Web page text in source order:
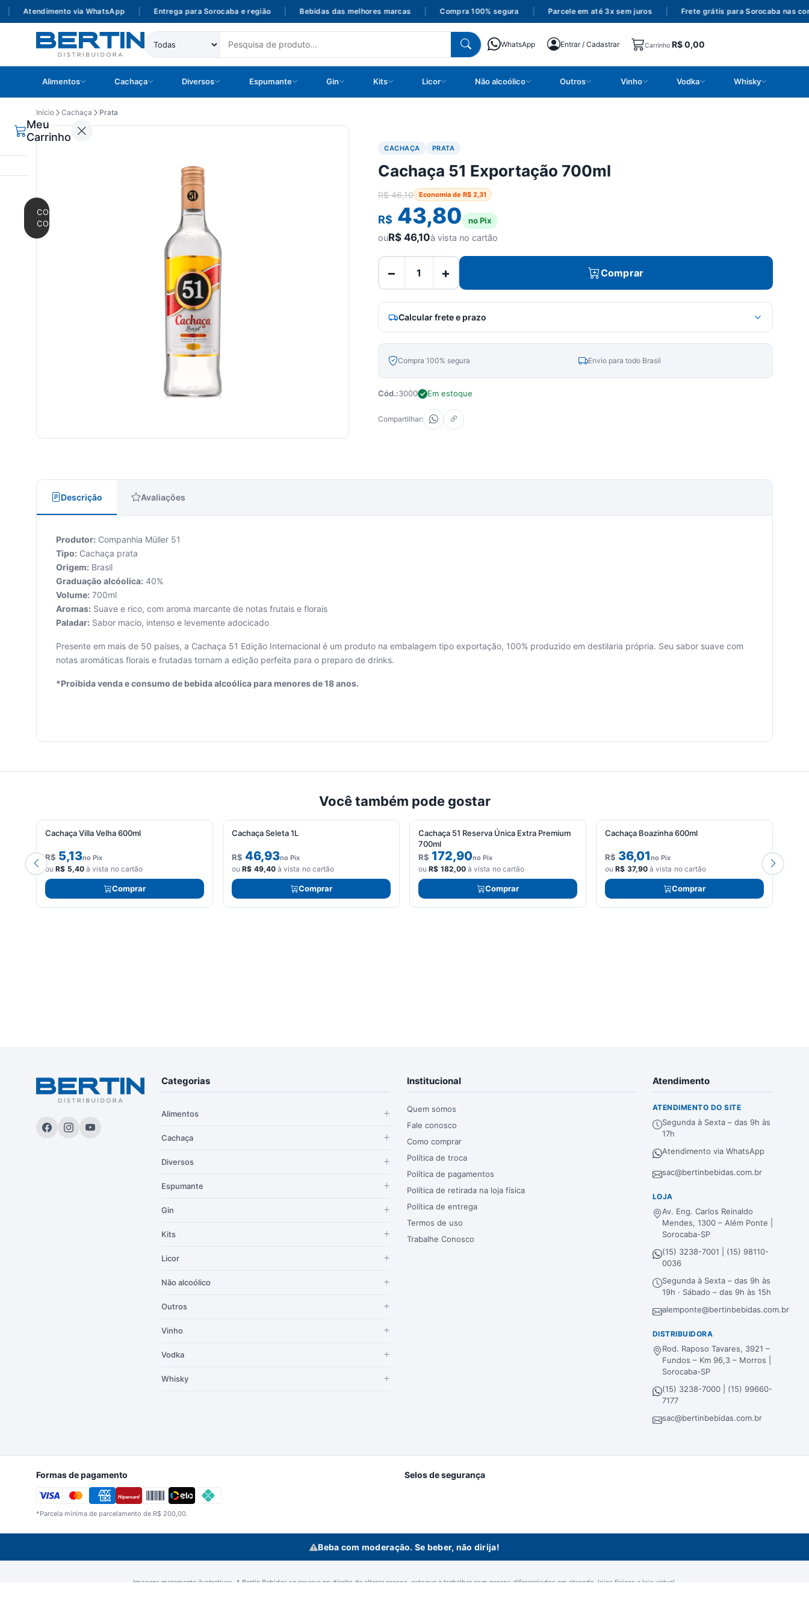
Atendimento via WhatsApp Entrega para Sorocaba e região Bebidas das melhores marcas Compra 100% segura Parcele em até 3x sem juros Frete grátis para Sorocaba nas
WhatsApp Entrar / Cadastrar Carrinho R$0,00
Alimentos Cachaça Diversos Espumante Gin Kits Licor Não alcoólico Outros Vinho Vodka Whisky
Meu
Carrinho
CONTINUAR
COMPRANDO
Início Cachaça Prata
CACHAÇA PRATA
Cachaça 51 Exportação 700ml
R$46,10 Economia de R$ 2,31
R$ 43,80 no Pix
ouR$ 46,10à vista no cartão
− + Comprar
Calcular frete e prazo
Compra 100% segura Envio para todo Brasil
Cód.:3000 Em estoque
Compartilhar:
Descrição Avaliações
Produtor: Companhia Müller 51
Tipo: Cachaça prata
Origem: Brasil
Graduação alcóolica: 40%
Volume: 700ml
Aromas: Suave e rico, com aroma marcante de notas frutais e florais
Paladar: Sabor macio, intenso e levemente adocicado
Presente em mais de 50 países, a Cachaça 51 Edição Internacional é um produto na embalagem tipo exportação, 100% produzido em destilaria própria. Seu sabor suave com
notas aromáticas florais e frutadas tornam a edição perfeita para o preparo de drinks.
*Proibida venda e consumo de bebida alcoólica para menores de 18 anos.
Você também pode gostar
Cachaça Villa Velha 600ml
R$ 5,13no Pix
ouR$ 5,40à vista no cartão
Comprar
Cachaça Seleta 1L
R$ 46,93no Pix
ouR$ 49,40à vista no cartão
Comprar
Cachaça 51 Reserva Única Extra Premium
700ml
R$ 172,90no Pix
ouR$ 182,00à vista no cartão
Comprar
Cachaça Boazinha 600ml
R$ 36,01no Pix
ouR$ 37,90à vista no cartão
Comprar
Categorias
Alimentos
Cachaça
Diversos
Espumante
Gin
Kits
Licor
Não alcoólico
Outros
Vinho
Vodka
Whisky
Institucional
Quem somos
Fale conosco
Como comprar
Política de troca
Política de pagamentos
Política de retirada na loja física
Política de entrega
Termos de uso
Trabalhe Conosco
Atendimento
ATENDIMENTO DO SITE
Segunda à Sexta – das 9h às
17h
Atendimento via WhatsApp
sac@bertinbebidas.com.br
LOJA
Av. Eng. Carlos Reinaldo
Mendes, 1300 – Além Ponte |
Sorocaba-SP
(15) 3238-7001 | (15) 98110-
0036
Segunda à Sexta – das 9h às
19h · Sábado – das 9h às 15h
alemponte@bertinbebidas.com.br
DISTRIBUIDORA
Rod. Raposo Tavares, 3921 –
Fundos – Km 96,3 – Morros |
Sorocaba-SP
(15) 3238-7000 | (15) 99660-
7177
sac@bertinbebidas.com.br
Formas de pagamento
Hipercard
*Parcela mínima de parcelamento de R$ 200,00.
Selos de segurança
Beba com moderação. Se beber, não dirija!
Imagens meramente ilustrativas. A Bertin Bebidas se reserva no direito de alterar preços, estoque e trabalhar com preços diferenciados em atacado, lojas físicas e loja virtual.